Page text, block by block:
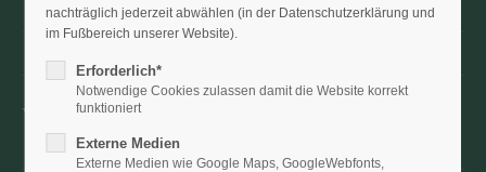
Rechtliche Hinweise, Datenschutz
Versand, Zahlung, FAQ
Versandkosten + Zahlung
nachträglich jederzeit abwählen (in der Datenschutzerklärung und
im Fußbereich unserer Website).
Erforderlich*
Notwendige Cookies zulassen damit die Website korrekt
funktioniert
Externe Medien
Externe Medien wie Google Maps, GoogleWebfonts,